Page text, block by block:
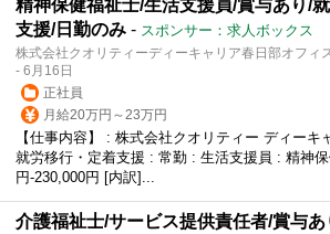
精神保健福祉士/生活支援員/賞与あり/
支援/日勤のみ - スポンサー：求人ボックス
株式会社クオリティーディーキャリア春日部オフィ
- 6月16日
正社員
月給20万円～23万円
【仕事内容】 : 株式会社クオリティー ディーキ
就労移行・定着支援 : 常勤 : 生活支援員 : 精神
円-230,000円 [内訳]...
介護福祉士/サービス提供責任者/賞与